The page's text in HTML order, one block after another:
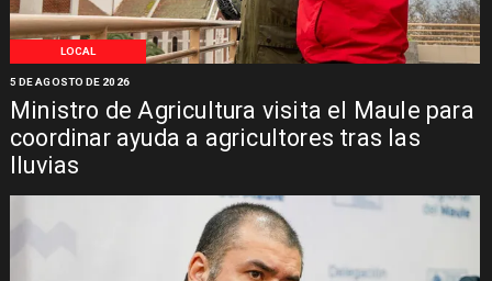
LOCAL
Ministro de Agricultura visita el Maule para
coordinar ayuda a agricultores tras las
lluvias
5 DE AGOSTO DE 2026